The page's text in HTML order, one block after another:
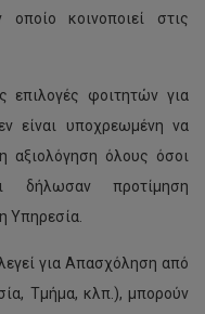
κοινοποιεί στις
επιλογές φοιτητών για
είναι υποχρεωμένη να
αξιολόγηση όλους όσοι
δήλωσαν προτίμηση
Υπηρεσία.
για Απασχόληση από
Τμήμα, κλπ.), μπορούν